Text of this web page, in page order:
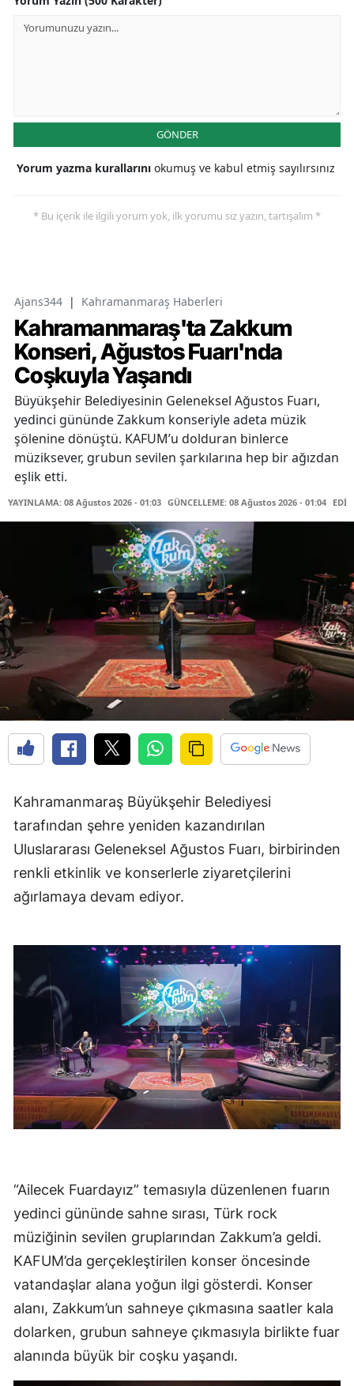
GÖNDER
Yorum yazma kurallarını okumuş ve kabul etmiş sayılırsınız
* Bu içerik ile ilgili yorum yok, ilk yorumu siz yazın, tartışalım *
Ajans344 | Kahramanmaraş Haberleri
Kahramanmaraş'ta Zakkum
Konseri, Ağustos Fuarı'nda
Coşkuyla Yaşandı
Büyükşehir Belediyesinin Geleneksel Ağustos Fuarı,
yedinci gününde Zakkum konseriyle adeta müzik
şölenine dönüştü. KAFUM’u dolduran binlerce
müziksever, grubun sevilen şarkılarına hep bir ağızdan
eşlik etti.
YAYINLAMA: 08 Ağustos 2026 - 01:03 GÜNCELLEME: 08 Ağustos 2026 - 01:04
Kahramanmaraş Büyükşehir Belediyesi
tarafından şehre yeniden kazandırılan
Uluslararası Geleneksel Ağustos Fuarı, birbirinden
renkli etkinlik ve konserlerle ziyaretçilerini
ağırlamaya devam ediyor.
“Ailecek Fuardayız” temasıyla düzenlenen fuarın
yedinci gününde sahne sırası, Türk rock
müziğinin sevilen gruplarından Zakkum’a geldi.
KAFUM’da gerçekleştirilen konser öncesinde
vatandaşlar alana yoğun ilgi gösterdi. Konser
alanı, Zakkum’un sahneye çıkmasına saatler kala
dolarken, grubun sahneye çıkmasıyla birlikte fuar
alanında büyük bir coşku yaşandı.